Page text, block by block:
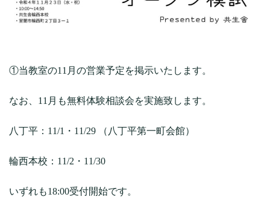
①当教室の11月の営業予定を掲示いたします。
なお、11月も無料体験相談会を実施致します。
八丁平：11/1・11/29 （八丁平第一町会館）
輪西本校：11/2・11/30
いずれも18:00受付開始です。